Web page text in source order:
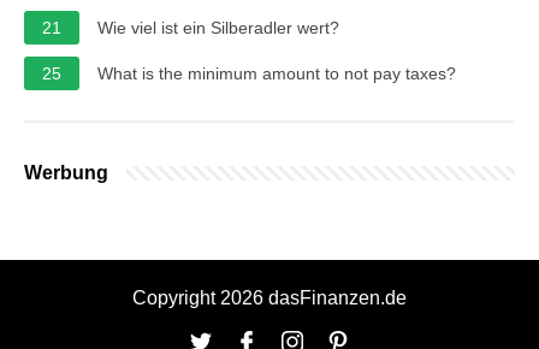
21 Wie viel ist ein Silberadler wert?
25 What is the minimum amount to not pay taxes?
Werbung
Copyright 2026 dasFinanzen.de